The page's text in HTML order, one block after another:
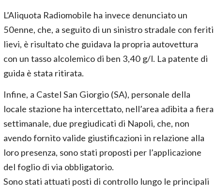
L’Aliquota Radiomobile ha invece denunciato un
50enne, che, a seguito di un sinistro stradale con feriti
lievi, è risultato che guidava la propria autovettura
con un tasso alcolemico di ben 3,40 g/l. La patente di
guida è stata ritirata.
Infine, a Castel San Giorgio (SA), personale della
locale stazione ha intercettato, nell’area adibita a fiera
settimanale, due pregiudicati di Napoli, che, non
avendo fornito valide giustificazioni in relazione alla
loro presenza, sono stati proposti per l’applicazione
del foglio di via obbligatorio.
Sono stati attuati posti di controllo lungo le principali